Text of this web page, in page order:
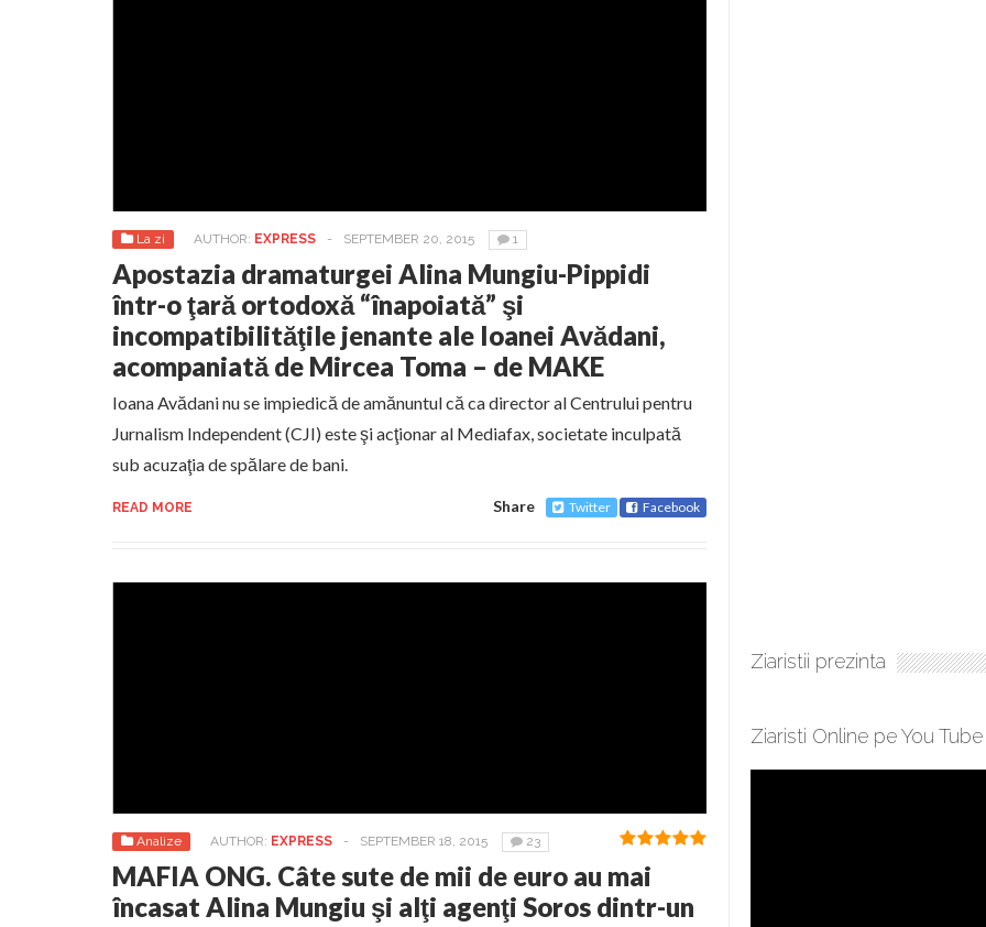
La zi AUTHOR: EXPRESS - SEPTEMBER 20, 2015 1
Apostazia dramaturgei Alina Mungiu-Pippidi
într-o ţară ortodoxă “înapoiată” şi
incompatibilităţile jenante ale Ioanei Avădani,
acompaniată de Mircea Toma – de MAKE
Ioana Avădani nu se impiedică de amănuntul că ca director al Centrului pentru
Jurnalism Independent (CJI) este şi acţionar al Mediafax, societate inculpată
sub acuzaţia de spălare de bani.
READ MORE Share Twitter Facebook
Analize AUTHOR: EXPRESS - SEPTEMBER 18, 2015 23
MAFIA ONG. Câte sute de mii de euro au mai
încasat Alina Mungiu şi alţi agenţi Soros dintr-un
Ziaristii prezinta
Ziaristi Online pe You Tube